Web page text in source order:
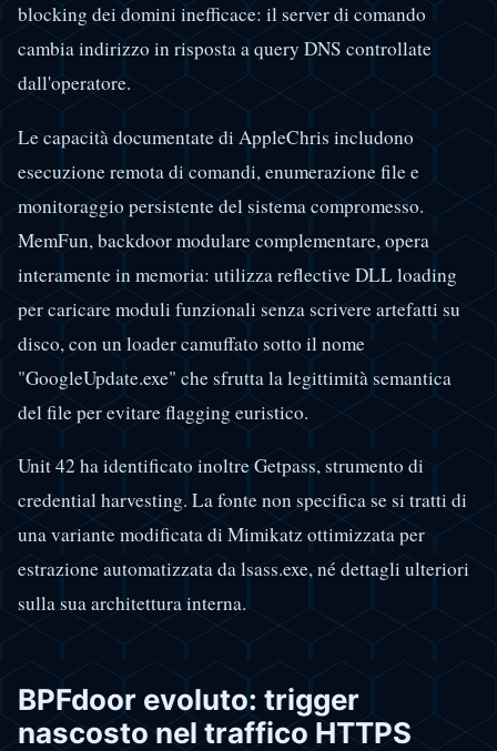
blocking dei domini inefficace: il server di comando
cambia indirizzo in risposta a query DNS controllate
dall'operatore.
Le capacità documentate di AppleChris includono
esecuzione remota di comandi, enumerazione file e
monitoraggio persistente del sistema compromesso.
MemFun, backdoor modulare complementare, opera
interamente in memoria: utilizza reflective DLL loading
per caricare moduli funzionali senza scrivere artefatti su
disco, con un loader camuffato sotto il nome
"GoogleUpdate.exe" che sfrutta la legittimità semantica
del file per evitare flagging euristico.
Unit 42 ha identificato inoltre Getpass, strumento di
credential harvesting. La fonte non specifica se si tratti di
una variante modificata di Mimikatz ottimizzata per
estrazione automatizzata da lsass.exe, né dettagli ulteriori
sulla sua architettura interna.
BPFdoor evoluto: trigger
nascosto nel traffico HTTPS